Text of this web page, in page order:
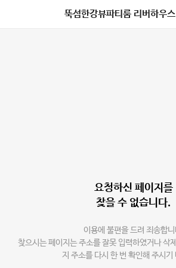
뚝섬한강뷰파티룸 리버하우
요청하신 페이지를
찾을 수 없습니다.
이용에 불편을 드려 죄송합
찾으시는 페이지는 주소를 잘못 입력하였거나 삭
지 주소를 다시 한 번 확인해 주시기